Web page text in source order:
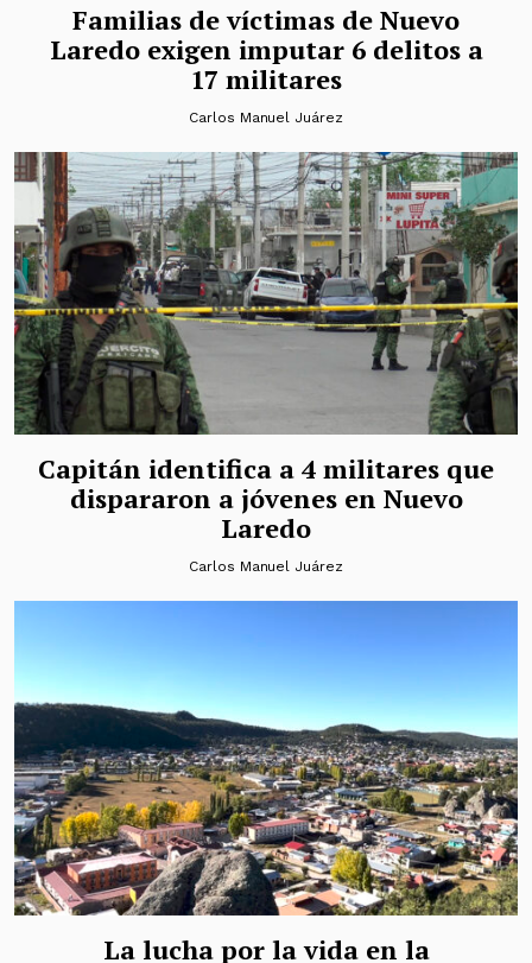
Familias de víctimas de Nuevo
Laredo exigen imputar 6 delitos a
17 militares
Carlos Manuel Juárez
Capitán identifica a 4 militares que
dispararon a jóvenes en Nuevo
Laredo
Carlos Manuel Juárez
La lucha por la vida en la